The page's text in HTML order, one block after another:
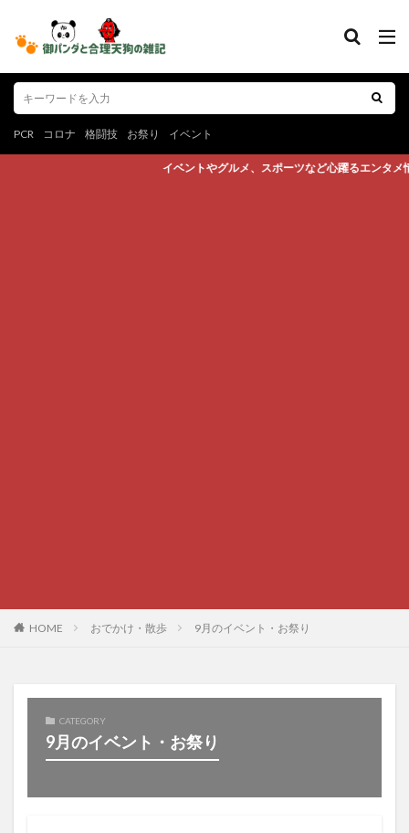
PCR コロナ 格闘技 お祭り イベント
イベントやグルメ、スポーツなど心躍るエンタメ情報やお
HOME おでかけ・散歩 9月のイベント・お祭り
CATEGORY
9月のイベント・お祭り